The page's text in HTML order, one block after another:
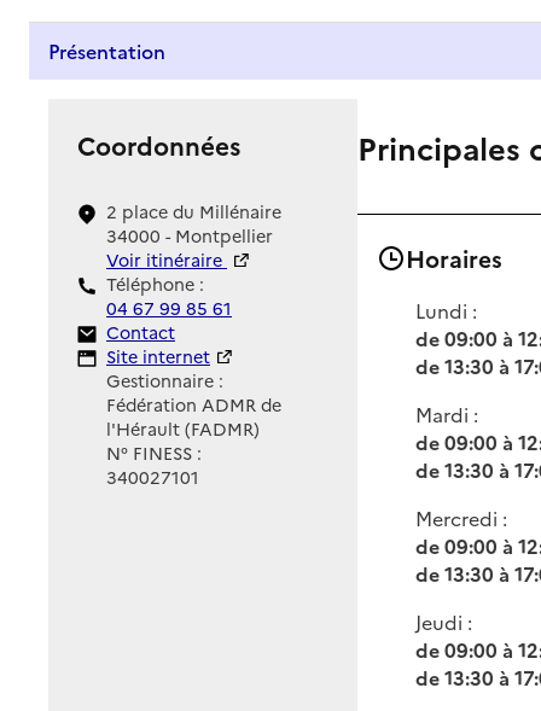
Présentation
Coordonnées
2 place du Millénaire
34000 - Montpellier
Voir itinéraire
Téléphone :
04 67 99 85 61
Contact
Contact
Site Internet
Site internet
Gestionnaire :
Fédération ADMR de
l'Hérault (FADMR)
N° FINESS :
340027101
Principales
Horaires
Lundi :
de 09:00 à
de 13:30 à
Mardi :
de 09:00 à
de 13:30 à
Mercredi :
de 09:00 à
de 13:30 à
Jeudi :
de 09:00 à
de 13:30 à